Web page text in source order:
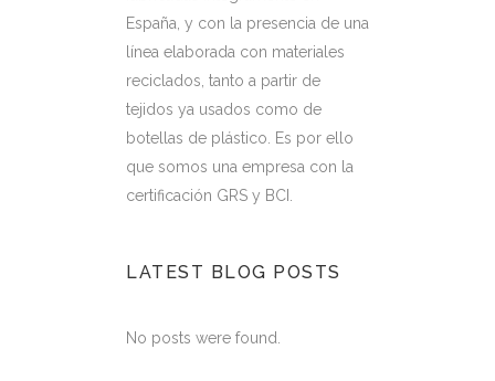
España, y con la presencia de una
línea elaborada con materiales
reciclados, tanto a partir de
tejidos ya usados como de
botellas de plástico. Es por ello
que somos una empresa con la
certificación GRS y BCI.
LATEST BLOG POSTS
No posts were found.